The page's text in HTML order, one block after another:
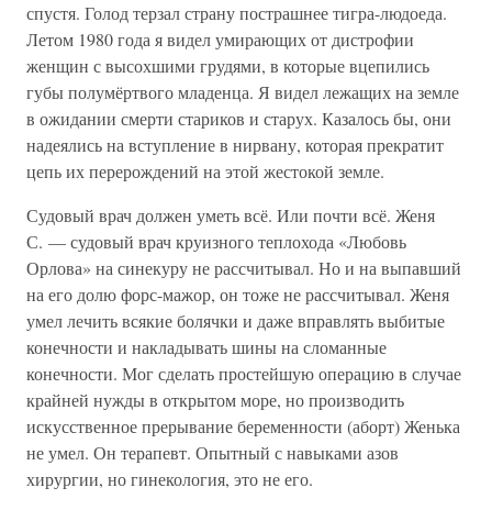
спустя. Голод терзал страну пострашнее тигра-людоеда.
Летом 1980 года я видел умирающих от дистрофии
женщин с высохшими грудями, в которые вцепились
губы полумёртвого младенца. Я видел лежащих на земле
в ожидании смерти стариков и старух. Казалось бы, они
надеялись на вступление в нирвану, которая прекратит
цепь их перерождений на этой жестокой земле.
Судовый врач должен уметь всё. Или почти всё. Женя
С. — судовый врач круизного теплохода «Любовь
Орлова» на синекуру не рассчитывал. Но и на выпавший
на его долю форс-мажор, он тоже не рассчитывал. Женя
умел лечить всякие болячки и даже вправлять выбитые
конечности и накладывать шины на сломанные
конечности. Мог сделать простейшую операцию в случае
крайней нужды в открытом море, но производить
искусственное прерывание беременности (аборт) Женька
не умел. Он терапевт. Опытный с навыками азов
хирургии, но гинекология, это не его.